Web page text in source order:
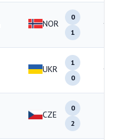
NOR
0
1
1
UKR
1
0
1
CZE
0
2